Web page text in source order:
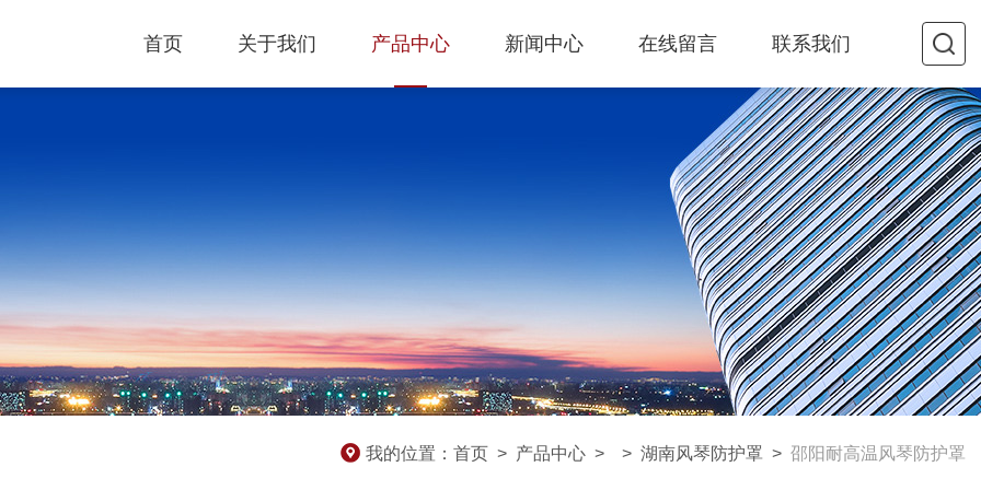
首页 关于我们 产品中心 新闻中心 在线留言 联系我们
我的位置： 首页 > 产品中心 > > 湖南风琴防护罩 > 邵阳耐高温风琴防护罩